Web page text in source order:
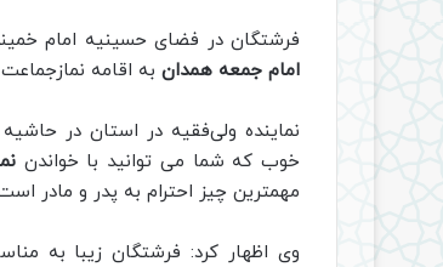
فرشتگان در فضای حسینیه امام
امام جمعه همدان به اقامه
نماینده ولی‌فقیه در استان در
خوب که شما می توانید با خواندن
مهمترین چیز احترام به پدر و مادر
وی اظهار کرد: فرشتگان زیبا به